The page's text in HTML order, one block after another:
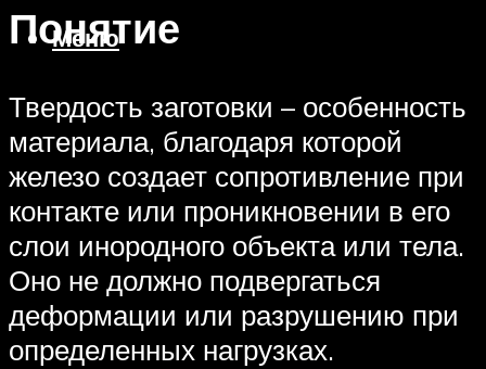
Меню
Понятие
Твердость заготовки – особенность
материала, благодаря которой
железо создает сопротивление при
контакте или проникновении в его
слои инородного объекта или тела.
Оно не должно подвергаться
деформации или разрушению при
определенных нагрузках.